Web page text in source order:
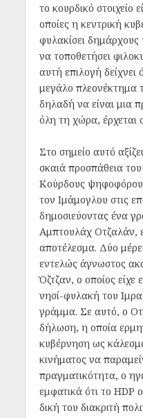
το κουρδικό στοιχείο
οποίες η κεντρική
φυλακίσει δημάρχους
να τοποθετήσει
αυτή επιλογή
μεγάλο πλεονέκτημα
δηλαδή να είναι μια
όλη τη χώρα, έρχεται
Στο σημείο αυτό
σκαιά προσπάθεια
Κούρδους
τον Ιμάμογλου στις
δημοσιεύοντας ένα
Αμπτουλάχ Οτζαλάν,
αποτέλεσμα. Δύο
εντελώς άγνωστος
Όζτζαν, ο οποίος είχε
νησί-φυλακή του
γράμμα. Σε αυτό, ο
δήλωση, η οποία
κυβέρνηση ως
κινήματος να
πραγματικότητα, ο
εμφατικά ότι το HDP
δική του διακριτή